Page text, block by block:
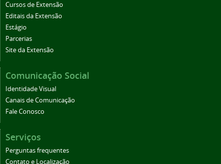
Cursos de Extensão
Editais da Extensão
Estágio
Parcerias
Site da Extensão
Comunicação Social
Identidade Visual
Canais de Comunicação
Fale Conosco
Serviços
Perguntas frequentes
Contato e Localização